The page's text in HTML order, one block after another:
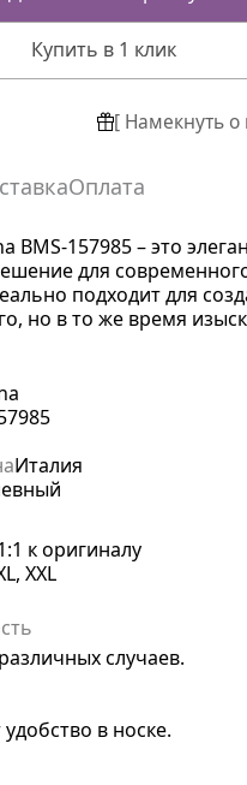
Купить в 1 клик
[ Намекнуть о
Оплата
BMS-157985 – это
для
подходит для
но в то же время
Италия
к оригиналу
XXL
случаев.
в носке.